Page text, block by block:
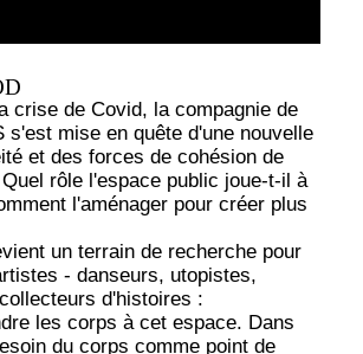
crise de Covid, la compagnie de
s'est mise en quête d'une nouvelle
et des forces de cohésion de
rôle l'espace public joue-t-il à
l'aménager pour créer plus
un terrain de recherche pour
- danseurs, utopistes,
d'histoires :
les corps à cet espace. Dans
du corps comme point de